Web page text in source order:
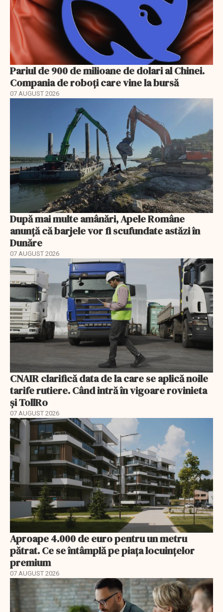
Pariul de 900 de milioane de dolari al Chinei.
Compania de roboți care vine la bursă
07 AUGUST 2026
După mai multe amânări, Apele Române
anunță că barjele vor fi scufundate astăzi în
Dunăre
07 AUGUST 2026
CNAIR clarifică data de la care se aplică noile
tarife rutiere. Când intră în vigoare rovinieta
și TollRo
07 AUGUST 2026
Aproape 4.000 de euro pentru un metru
pătrat. Ce se întâmplă pe piața locuințelor
premium
07 AUGUST 2026